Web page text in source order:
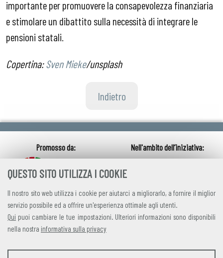
QUESTO SITO UTILIZZA I COOKIE
Il nostro sito web utilizza i cookie per aiutarci a migliorarlo, a fornire il miglior
servizio possibile ed a offrire un'esperienza ottimale agli utenti.
Qui puoi cambiare le tue impostazioni. Ulteriori informazioni sono disponibili
nella nostra informativa sulla privacy
STATISTICHE
importante per promuovere la consapevolezza finanziaria
e stimolare un dibattito sulla necessità di integrare le
pensioni statali.
Copertina:Sven Mieke/unsplash
Indietro
credits|privacy|contatti